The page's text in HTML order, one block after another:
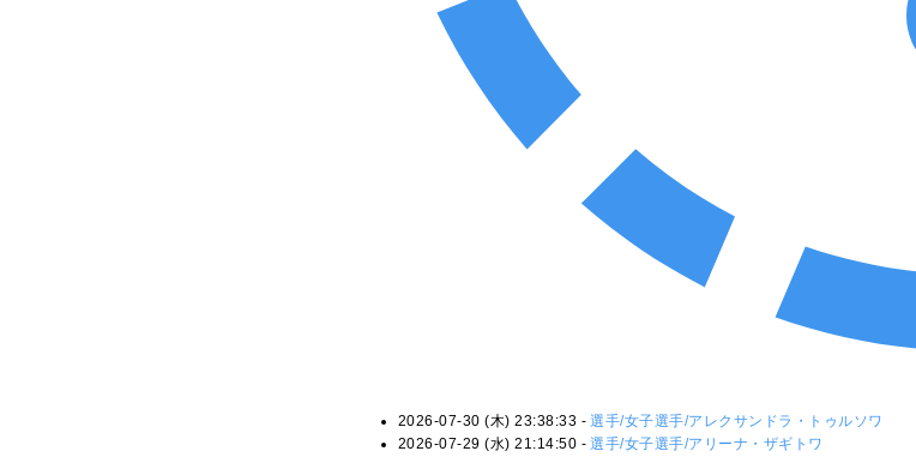
2026-07-30 (木) 23:38:33 -選手/女子選手/アレクサンドラ・トゥルソワ
2026-07-29 (水) 21:14:50 -選手/女子選手/アリーナ・ザギトワ